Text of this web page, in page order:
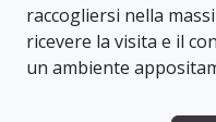
raccogliersi nella
ricevere la visita e il
un ambiente